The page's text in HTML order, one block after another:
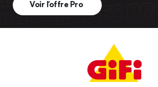
Voir l’offre Pro